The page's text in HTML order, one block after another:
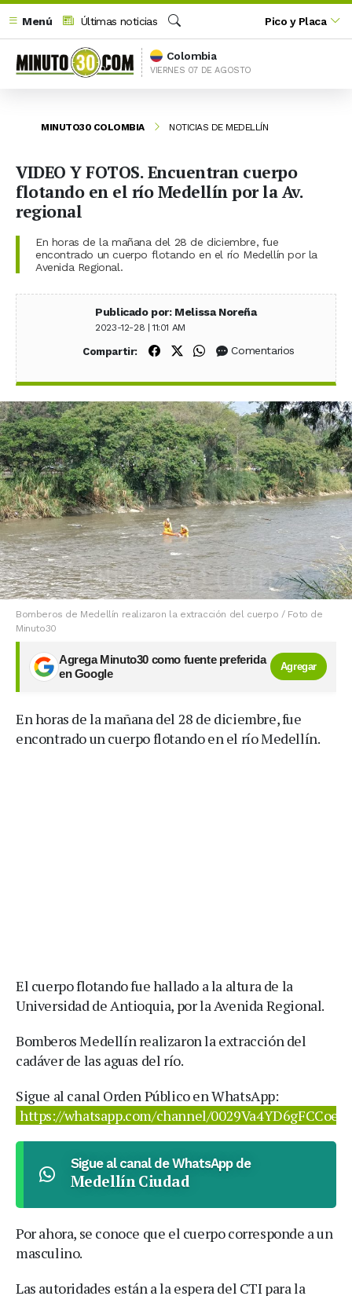
Menú
Últimas noticias
Buscar
Pico y Placa
Colombia
VIERNES 07 DE AGOSTO
MINUTO30 COLOMBIA NOTICIAS DE MEDELLÍN
VIDEO Y FOTOS. Encuentran cuerpo
flotando en el río Medellín por la Av.
regional
En horas de la mañana del 28 de diciembre, fue
encontrado un cuerpo flotando en el río Medellín por la
Avenida Regional.
Publicado por: Melissa Noreña
2023-12-28 | 11:01 AM
Compartir: Compartir en Facebook
Compartir en X (Twitter)
Compartir en WhatsApp
Comentarios
Bomberos de Medellín realizaron la extracción del cuerpo / Foto de
Minuto30
Agrega Minuto30 como fuente preferida
en Google
Agregar
En horas de la mañana del 28 de diciembre, fue
encontrado un cuerpo flotando en el río Medellín.
El cuerpo flotando fue hallado a la altura de la
Universidad de Antioquia, por la Avenida Regional.
Bomberos Medellín realizaron la extracción del
cadáver de las aguas del río.
Sigue al canal Orden Público en WhatsApp:
https://whatsapp.com/channel/
Sigue al canal de WhatsApp de
Medellín Ciudad
Por ahora, se conoce que el cuerpo corresponde a un
masculino.
Las autoridades están a la espera del CTI para la